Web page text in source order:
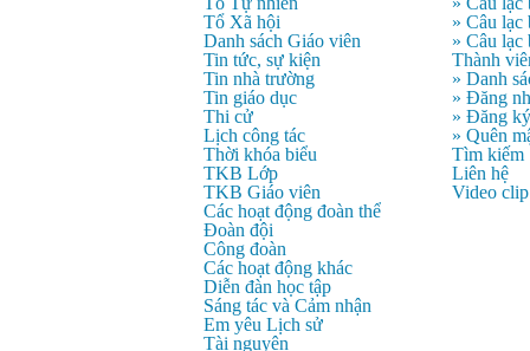
Tổ Xã hội
Danh sách Giáo viên
Tin tức, sự kiện
Tin nhà trường
Tin giáo dục
Thi cử
Lịch công tác
Thời khóa biểu
TKB Lớp
TKB Giáo viên
Các hoạt động đoàn thể
Đoàn đội
Công đoàn
Các hoạt động khác
Diễn đàn học tập
Sáng tác và Cảm nhận
Em yêu Lịch sử
Tài nguyên
» Câu lạc
» Câu lạc
Thành
» Danh
» Đăng
» Đăng ký
» Quên
Tìm kiếm
Liên hệ
Video clip